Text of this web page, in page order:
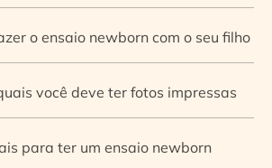
o ensaio newborn com o seu filho
você deve ter fotos impressas
para ter um ensaio newborn